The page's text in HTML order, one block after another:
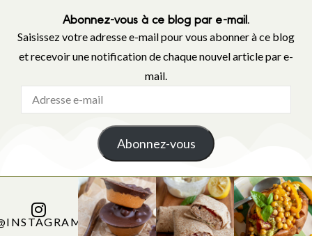
Abonnez-vous à ce blog par e-mail.
Saisissez votre adresse e-mail pour vous abonner à ce blog
et recevoir une notification de chaque nouvel article par e-
mail.
Abonnez-vous